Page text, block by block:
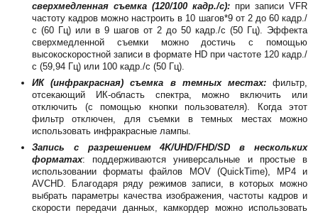
сверхмедленная съемка (120/100 кадр./с): при записи VFR
частоту кадров можно настроить в 10 шагов*9 от 2 до 60 кадр./
с (60 Гц) или в 9 шагов от 2 до 50 кадр./с (50 Гц). Эффекта
сверхмедленной съемки можно достичь с помощью
высокоскоростной записи в формате HD при частоте 120 кадр./
с (59,94 Гц) или 100 кадр./с (50 Гц).
ИК (инфракрасная) съемка в темных местах: фильтр,
отсекающий ИК-область спектра, можно включить или
отключить (с помощью кнопки пользователя). Когда этот
фильтр отключен, для съемки в темных местах можно
использовать инфракрасные лампы.
Запись с разрешением 4K/UHD/FHD/SD в нескольких
форматах: поддерживаются универсальные и простые в
использовании форматы файлов MOV (QuickTime), MP4 и
AVCHD. Благодаря ряду режимов записи, в которых можно
выбрать параметры качества изображения, частоты кадров и
скорости передачи данных, камкордер можно использовать